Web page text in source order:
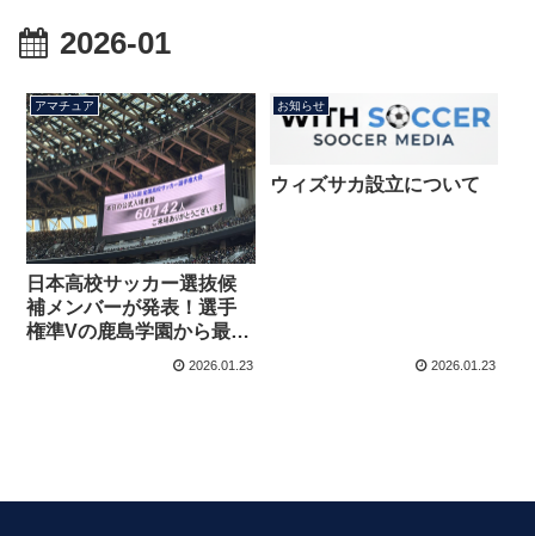
2026-01
アマチュア
日本高校サッカー選抜候
補メンバーが発表！選手
権準Vの鹿島学園から最多
2026.01.23
お知らせ
ウィズサカ設立について
2026.01.23